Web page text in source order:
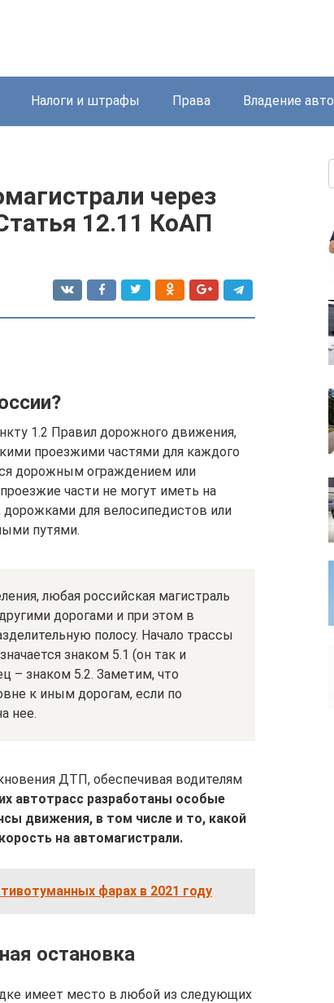
Налоги и штрафы Права Владение авто
через
12.11 КоАП
1.2 Правил дорожного движения,
проезжими частями для каждого
дорожным ограждением или
части не могут иметь на
для велосипедистов или
путями.
любая российская магистраль
дорогами и при этом в
полосу. Начало трассы
знаком 5.1 (он так и
– знаком 5.2. Заметим, что
к иным дорогам, если по
нее.
ДТП, обеспечивая водителям
автотрасс разработаны особые
движения, в том числе и то, какой
на автомагистрали.
фарах в 2021 году
остановка
имеет место в любой из следующих